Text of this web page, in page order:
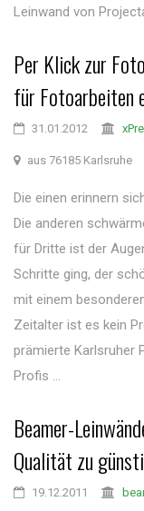
Leinwand von
Per Klick zur
für Fotoarbeiten
31.01.2012
aus 76185 Karlsruhe
Die einen erinnern
Die anderen
für Dritte ist der
Schritte ging, der
mit einem
Zeitalter ist es kein
prämierte Karlsruher
Profis ...
Beamer-
Qualität zu
19.12.2011